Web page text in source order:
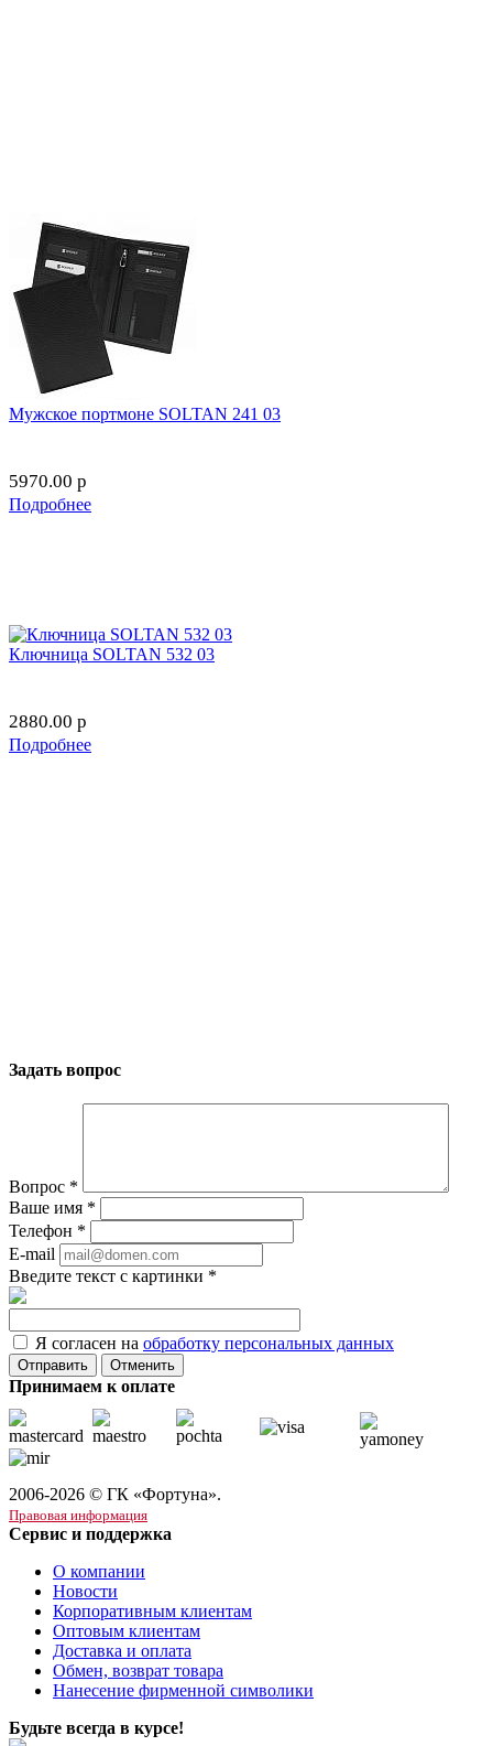
Мужское портмоне SOLTAN 241 03
5970.00 p
Подробнее
Ключница SOLTAN 532 03
2880.00 p
Подробнее
Задать вопрос
Вопрос *
Ваше имя *
Телефон *
E-mail
Введите текст с картинки *
Я согласен на обработку персональных данных
Отменить
Принимаем к оплате
2006-2026 © ГК «Фортуна».
Правовая информация
Сервис и поддержка
О компании
Новости
Корпоративным клиентам
Оптовым клиентам
Доставка и оплата
Обмен, возврат товара
Нанесение фирменной символики
Будьте всегда в курсе!